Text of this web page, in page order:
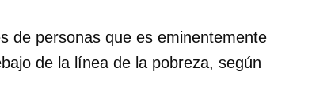
de personas que es eminentemente
de la línea de la pobreza, según